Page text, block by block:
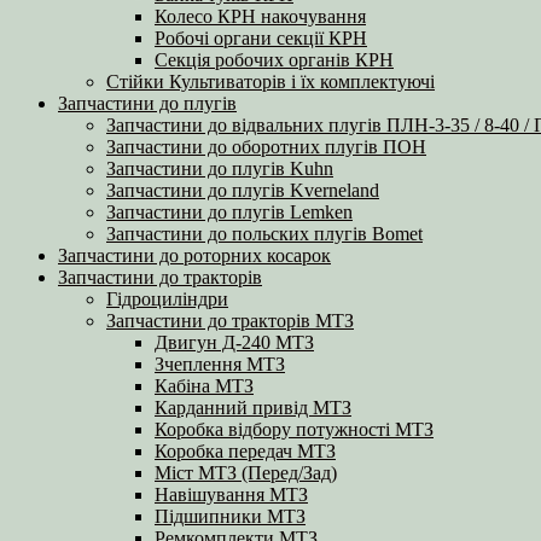
Колесо КРН накочування
Робочі органи секції КРН
Секція робочих органів КРН
Стійки Культиваторів і їх комплектуючі
Запчастини до плугів
Запчастини до відвальних плугів ПЛН-3-35 / 8-40
Запчастини до оборотних плугів ПОН
Запчастини до плугів Kuhn
Запчастини до плугів Kverneland
Запчастини до плугів Lemken
Запчастини до польских плугів Bomet
Запчастини до роторних косарок
Запчастини до тракторів
Гідроциліндри
Запчастини до тракторів МТЗ
Двигун Д-240 МТЗ
Зчеплення МТЗ
Кабіна МТЗ
Карданний привід МТЗ
Коробка відбору потужності МТЗ
Коробка передач МТЗ
Міст МТЗ (Перед/Зад)
Навішування МТЗ
Підшипники МТЗ